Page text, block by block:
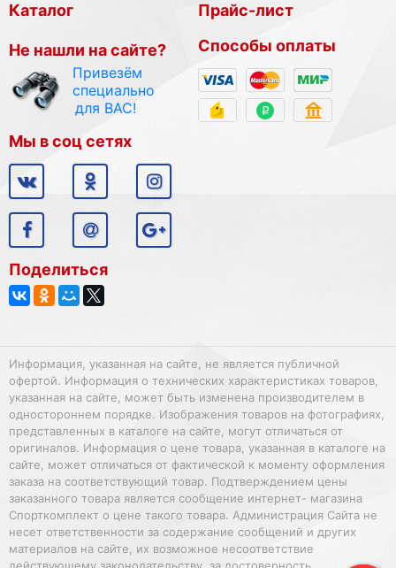
Каталог
Не нашли на сайте?
Привезём
специально
для ВАС!
Прайс-лист
Способы оплаты
Мы в соц сетях
Поделиться
Информация, указанная на сайте, не является публичной
офертой. Информация о технических характеристиках товаров,
указанная на сайте, может быть изменена производителем в
одностороннем порядке. Изображения товаров на фотографиях,
представленных в каталоге на сайте, могут отличаться от
оригиналов. Информация о цене товара, указанная в каталоге на
сайте, может отличаться от фактической к моменту оформления
заказа на соответствующий товар. Подтверждением цены
заказанного товара является сообщение интернет- магазина
Спорткомплект о цене такого товара. Администрация Сайта не
несет ответственности за содержание сообщений и других
материалов на сайте, их возможное несоответствие